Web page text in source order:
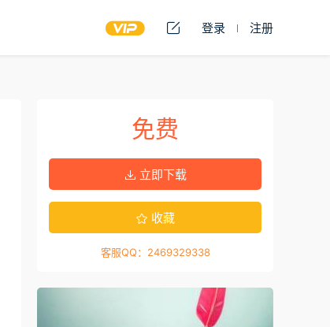
登录 注册
免费
立即下载
收藏
客服QQ：2469329338